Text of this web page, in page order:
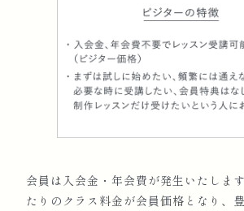
会員は入会金・年会費が発生いたしま
たりのクラス料金が会員価格となり、